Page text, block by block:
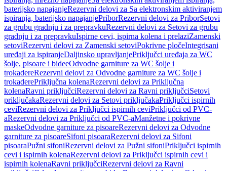
baterijsko napajanjeRezervni delovi za Sa elektronskim aktiviranjem
ispiranja, baterijsko napajanjePriborRezervni delovi za PriborSetovi
za grubu gradnju i za prepravkuRezervni delovi za Setovi za grubu
gradnju i za prepravkuIspirne cevi, ispirna kolena i prelaziZamenski
setoviRezervni delovi za Zamenski setoviPokrivne pločeIntegrisani
uređaji za ispiranjeDaljinsko upravljanjePriključci uređaja za WC
šolje, pisoare i bideeOdvodne garniture za WC šolje i
trokadereRezervni delovi za Odvodne garniture za WC šolje i
trokaderePriključna kolenaRezervni delovi za Priključna
kolenaRavni priključciRezervni delovi za Ravni priključciSetovi
priključakaRezervni delovi za Setovi priključakaPriključci ispirnih
ceviRezervni delovi za Priključci ispirnih ceviPriključci od PVC-
aRezervni delovi za Priključci od PVC-aManžetne i pokrivne
maskeOdvodne garniture za pisoareRezervni delovi za Odvodne
garniture za pisoareSifoni pisoaraRezervni delovi za Sifoni
pisoaraPužni sifoniRezervni delovi za Pužni sifoniPriključci ispirnih
cevi i ispirnih kolenaRezervni delovi za Priključci ispirnih cevi i
ispirnih kolenaRavni priključciRezervni delovi za Ravni